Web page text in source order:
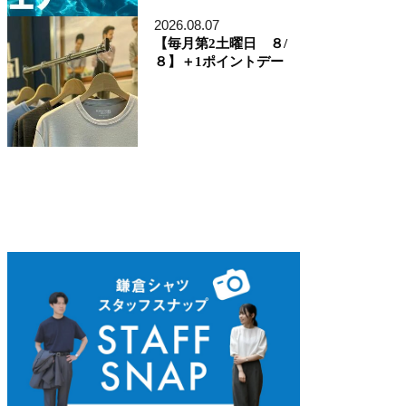
貞末タミ子
鎌倉事業構想室
デザイン開発本部
くろすとしゆき
2026.08.07
【毎月第2土曜日 ８/
８】＋1ポイントデー